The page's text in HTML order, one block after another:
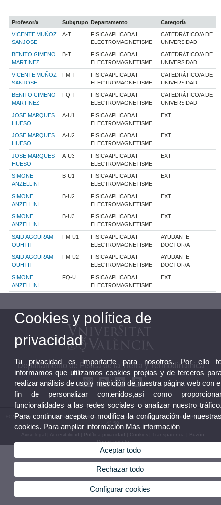
Profesor/a Subgrupo Departamento
Categoría
VICENTE MUÑOZ
SANJOSE
A-T
FISICA APLICADA I
ELECTROMAGNETISME
CATEDRÁTICO/A DE
UNIVERSIDAD
BENITO GIMENO
MARTINEZ
B-T
FISICA APLICADA I
ELECTROMAGNETISME
CATEDRÁTICO/A DE
UNIVERSIDAD
VICENTE MUÑOZ
SANJOSE
FM-T
FISICA APLICADA I
ELECTROMAGNETISME
CATEDRÁTICO/A DE
UNIVERSIDAD
BENITO GIMENO
MARTINEZ
FQ-T
FISICA APLICADA I
ELECTROMAGNETISME
CATEDRÁTICO/A DE
UNIVERSIDAD
JOSE MARQUES
HUESO
A-U1
FISICA APLICADA I
ELECTROMAGNETISME
EXT
JOSE MARQUES
HUESO
A-U2
FISICA APLICADA I
ELECTROMAGNETISME
EXT
JOSE MARQUES
HUESO
A-U3
FISICA APLICADA I
ELECTROMAGNETISME
EXT
SIMONE
ANZELLINI
B-U1
FISICA APLICADA I
ELECTROMAGNETISME
EXT
SIMONE
ANZELLINI
B-U2
FISICA APLICADA I
ELECTROMAGNETISME
EXT
SIMONE
ANZELLINI
B-U3
FISICA APLICADA I
ELECTROMAGNETISME
EXT
SAID AGOURAM
OUHTIT
FM-U1
FISICA APLICADA I
ELECTROMAGNETISME
AYUDANTE
DOCTOR/A
SAID AGOURAM
OUHTIT
FM-U2
FISICA APLICADA I
ELECTROMAGNETISME
AYUDANTE
DOCTOR/A
SIMONE
ANZELLINI
FQ-U
FISICA APLICADA I
ELECTROMAGNETISME
EXT
Departamento de Física de la Tierra y Termodinámica
© 2026 UV. - Av. Vicent Andrés Estellés, 19 46100 Burjassot, Valencia.Teléfono: (+34) 96 354
43 50
Aviso legal |Accesibilidad Política privacidad Cookies Transparencia
Buzón
Departamento
Cookies y política de
privacidad
Tu privacidad es importante para nosotros. Por ello
informamos que utilizamos cookies propias y de terceros
realizar análisis de uso y medición de nuestra página web con
fin de personalizar contenidos,así como
funcionalidades a las redes sociales o analizar nuestro
Para continuar acepta o modifica la configuración de
cookies. Para ampliar información Más información
Aceptar todo
Rechazar todo
Configurar cookies